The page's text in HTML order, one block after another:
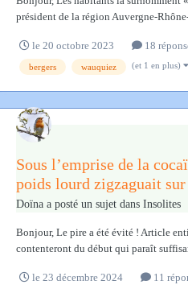
président de la région Auvergne-
2x2 voies et contourner les communes
L’ancie...
le 20 octobre 2023 18
bergers wauquiez (et 1 en plus)
Sous l’emprise de la
poids lourd zigzaguait
Doïna a posté un sujet dans Insolites
Bonjour, Le pire a été évité ! Article
contenteront du début qui paraît
conductrice-dun-poids-lourd-
le 23 décembre 2024 11